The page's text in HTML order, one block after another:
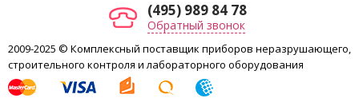
(495) 989 84 78
Обратный звонок
2009-2025 © Комплексный поставщик приборов неразрушающего,
строительного контроля и лабораторного оборудования